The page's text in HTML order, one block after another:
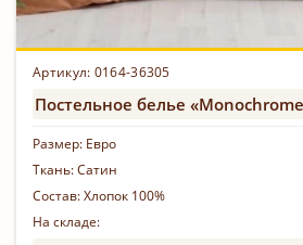
Артикул: 0164-36305
Постельное белье
Размер: Евро
Ткань:Сатин
Состав:Хлопок 100%
На складе: